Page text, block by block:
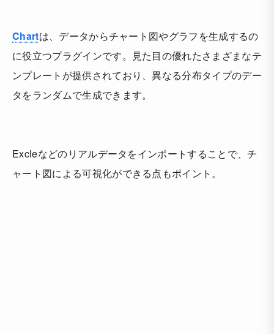
Chartは、データからチャート図やグラフを生成するの
に役立つプラグインです。見た目の優れたさまざまなテ
ンプレートが提供されており、異なる分布タイプのデー
タをランダムで生成できます。
Excleなどのリアルデータをインポートすることで、チ
ャート図による可視化ができる点もポイント。